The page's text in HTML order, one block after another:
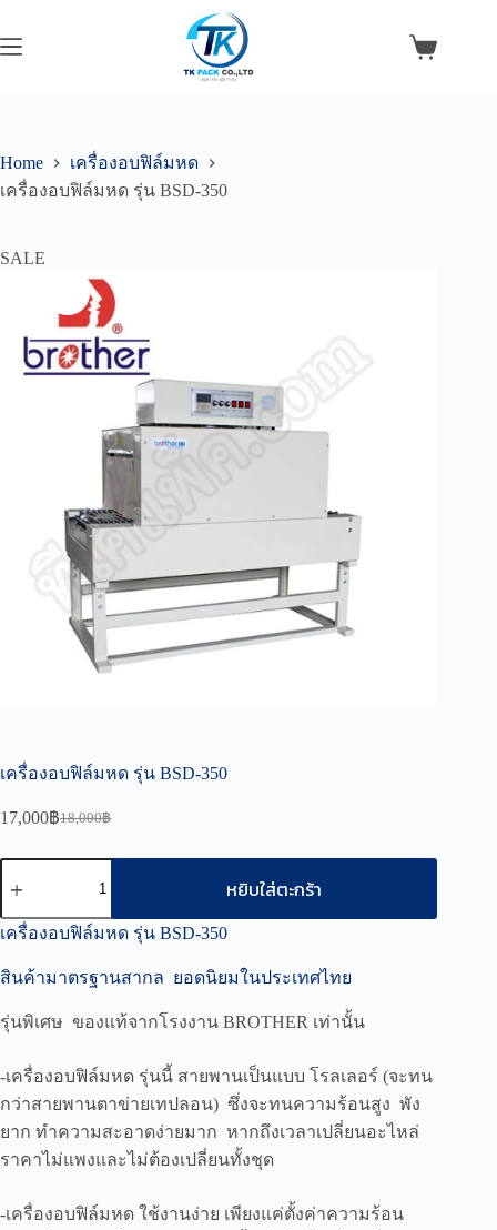
content
Shopping
Home
เครื่องอบฟิล์มหด
เครื่องอบฟิล์มหด รุ่น BSD-350
SALE
เครื่องอบฟิล์มหด รุ่น BSD-350
18,000฿
Original
was:
18,000฿.
17,000฿Current
is:
17,000฿.
เครื่อง
อบ
หด
BSD-
หยิบใส่ตะกร้า
เครื่องอบฟิล์มหด รุ่น BSD-350
สินค้ามาตรฐานสากล ยอดนิยมในประเทศไทย
รุ่นพิเศษ ของแท้จากโรงงาน BROTHER เท่านั้น
-เครื่องอบฟิล์มหด รุ่นนี้ สายพานเป็นแบบ โรลเลอร์ (จะทน
กว่าสายพานตาข่ายเทปลอน) ซึ่งจะทนความร้อนสูง พัง
ยาก ทำความสะอาดง่ายมาก หากถึงเวลาเปลี่ยนอะไหล่
ราคาไม่แพงและไม่ต้องเปลี่ยนทั้งชุด
-เครื่องอบฟิล์มหด ใช้งานง่าย เพียงแค่ตั้งค่าความร้อน